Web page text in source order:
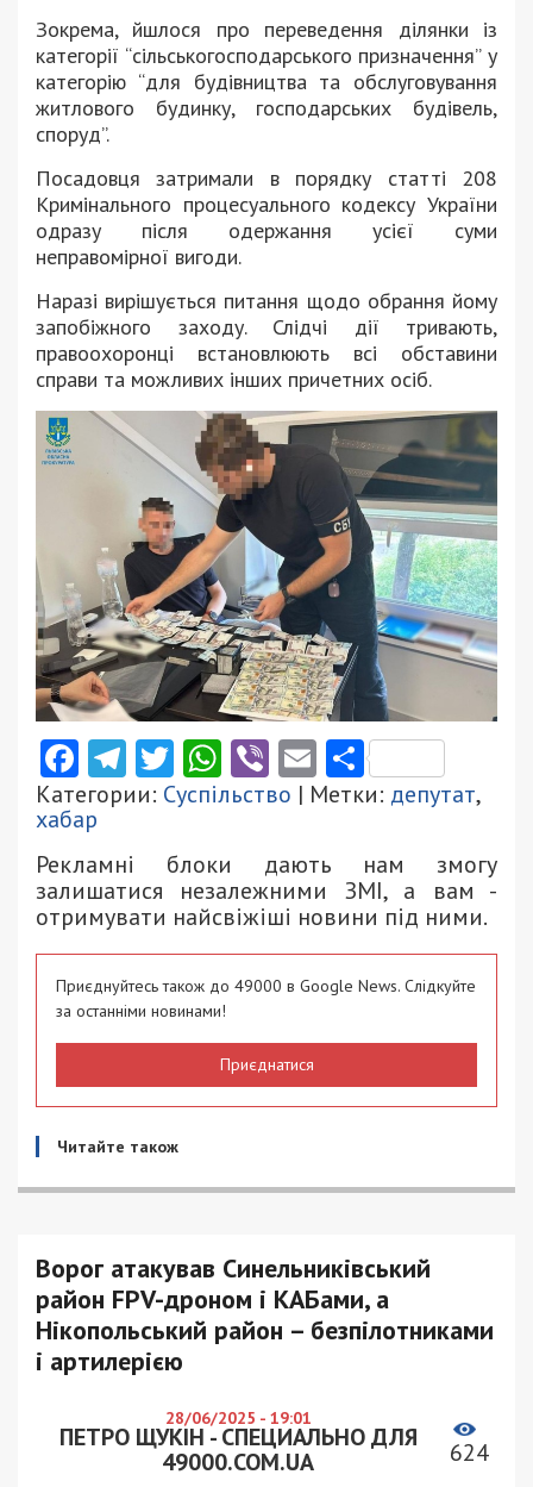
Зокрема, йшлося про переведення ділянки із
категорії “сільськогосподарського призначення” у
категорію “для будівництва та обслуговування
житлового будинку, господарських будівель,
споруд”.
Посадовця затримали в порядку статті 208
Кримінального процесуального кодексу України
одразу після одержання усієї суми
неправомірної вигоди.
Наразі вирішується питання щодо обрання йому
запобіжного заходу. Слідчі дії тривають,
правоохоронці встановлюють всі обставини
справи та можливих інших причетних осіб.
Facebook
Telegram
Twitter
WhatsApp
ViberEmail
Категории: Суспільство | Метки: депутат,
хабар
Рекламні блоки дають нам змогу
залишатися незалежними ЗМІ, а вам -
отримувати найсвіжіші новини під ними.
Приєднуйтесь також до 49000 в Google News. Слідкуйте
за останніми новинами!
Приєднатися
Читайте також
Ворог атакував Синельниківський
район FPV-дроном і КАБами, а
Нікопольський район – безпілотниками
і артилерією
28/06/2025 - 19:01
ПЕТРО ЩУКІН - СПЕЦИАЛЬНО ДЛЯ
49000.COM.UA
624